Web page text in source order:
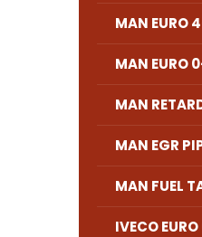
MAN EURO
MAN EURO
MAN
MAN EGR
MAN FUEL
IVECO EURO